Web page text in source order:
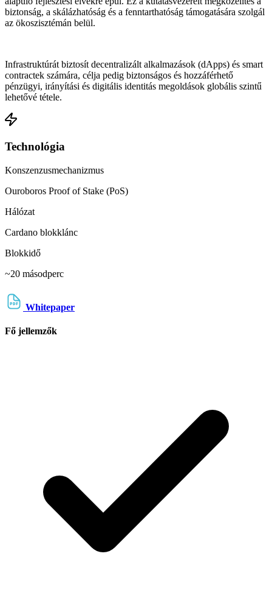
biztonság, a skálázhatóság és a fenntarthatóság támogatására szolgál
az ökoszisztémán belül.
Infrastruktúrát biztosít decentralizált alkalmazások (dApps) és smart
contractek számára, célja pedig biztonságos és hozzáférhető
pénzügyi, irányítási és digitális identitás megoldások globális szintű
lehetővé tétele.
Technológia
Konszenzusmechanizmus
Ouroboros Proof of Stake (PoS)
Hálózat
Cardano blokklánc
Blokkidő
~20 másodperc
Whitepaper
Fő jellemzők